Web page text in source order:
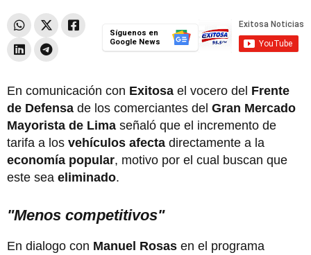
Síguenos en
Google News
En comunicación con Exitosa el vocero del Frente
de Defensa de los comerciantes del Gran Mercado
Mayorista de Lima señaló que el incremento de
tarifa a los vehículos afecta directamente a la
economía popular, motivo por el cual buscan que
este sea eliminado.
"Menos competitivos"
En dialogo con Manuel Rosas en el programa